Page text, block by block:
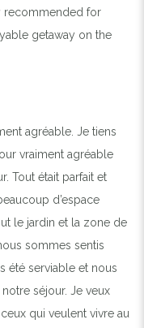
recommended for
getaway on the
agréable. Je tiens
vraiment agréable
Tout était parfait et
d’espace
le jardin et la zone de
sommes sentis
été serviable et nous
séjour. Je veux
qui veulent vivre au